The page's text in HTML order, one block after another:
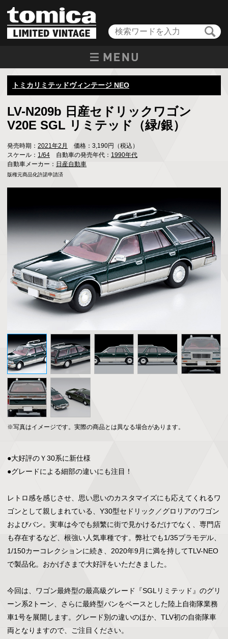
トミカリミテッドヴィンテージ NEO
LV-N209b 日産セドリックワゴン
V20E SGL リミテッド（緑/銀）
発売時期： 2021年2月
価格：3,190円（税込）
スケール： 1/64 自動車の発売年代： 1990年代
自動車メーカー： 日産自動車
版権元商品化許諾申請済
※写真はイメージです。実際の商品とは異なる場合があります。
●大好評のＹ30系に新仕様
●グレードによる細部の違いにも注目！
レトロ感を感じさせ、思い思いのカスタマイズにも応えてくれるワ
ゴンとして親しまれている、Y30型セドリック／グロリアのワゴン
およびバン。実車は今でも頻繁に街で見かけるだけでなく、専門店
も存在するなど、根強い人気車種です。弊社でも1/35プラモデル、
1/150カーコレクションに続き、2020年9月に満を持してTLV-NEO
で製品化。おかげさまで大好評をいただきました。
今回は、ワゴン最終型の最高級グレード『SGLリミテッド』のグリ
ーン系2トーン、さらに最終型バンをベースとした陸上自衛隊業務
車1号を展開します。グレード別の違いのほか、TLV初の自衛隊車
両となりますので、ご注目ください。